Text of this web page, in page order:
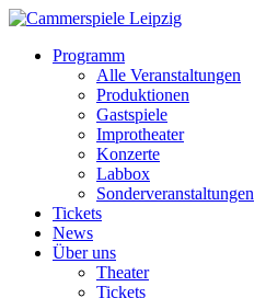
Programm
Alle Veranstaltungen
Produktionen
Gastspiele
Improtheater
Konzerte
Labbox
Sonderveranstaltungen
Tickets
News
Über uns
Theater
Tickets